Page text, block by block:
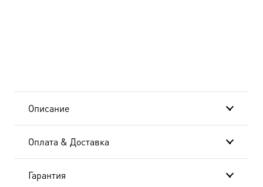
Описание
Оплата & Доставка
Гарантия